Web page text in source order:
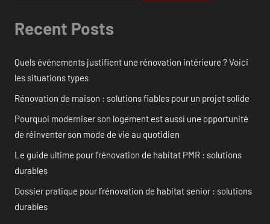
Recent Posts
Quels événements justifient une rénovation intérieure ? Voici
les situations types
Rénovation de maison : solutions fiables pour un projet solide
Pourquoi moderniser son logement est aussi une opportunité
de réinventer son mode de vie au quotidien
Le guide ultime pour l’rénovation de habitat PMR : solutions
durables
Dossier pratique pour l’rénovation de habitat senior : solutions
durables